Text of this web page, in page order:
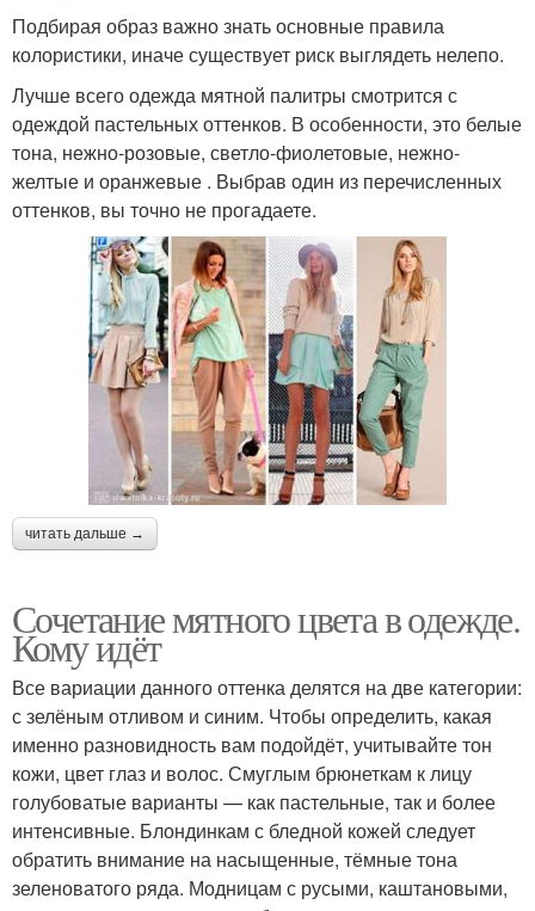
Подбирая образ важно знать основные правила
колористики, иначе существует риск выглядеть нелепо.
Лучше всего одежда мятной палитры смотрится с
одеждой пастельных оттенков. В особенности, это белые
тона, нежно-розовые, светло-фиолетовые, нежно-
желтые и оранжевые . Выбрав один из перечисленных
оттенков, вы точно не прогадаете.
читать дальше →
Сочетание мятного цвета в одежде.
Кому идёт
Все вариации данного оттенка делятся на две категории:
с зелёным отливом и синим. Чтобы определить, какая
именно разновидность вам подойдёт, учитывайте тон
кожи, цвет глаз и волос. Смуглым брюнеткам к лицу
голубоватые варианты — как пастельные, так и более
интенсивные. Блондинкам с бледной кожей следует
обратить внимание на насыщенные, тёмные тона
зеленоватого ряда. Модницам с русыми, каштановыми,